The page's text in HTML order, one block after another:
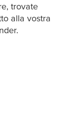
trovate
alla vostra